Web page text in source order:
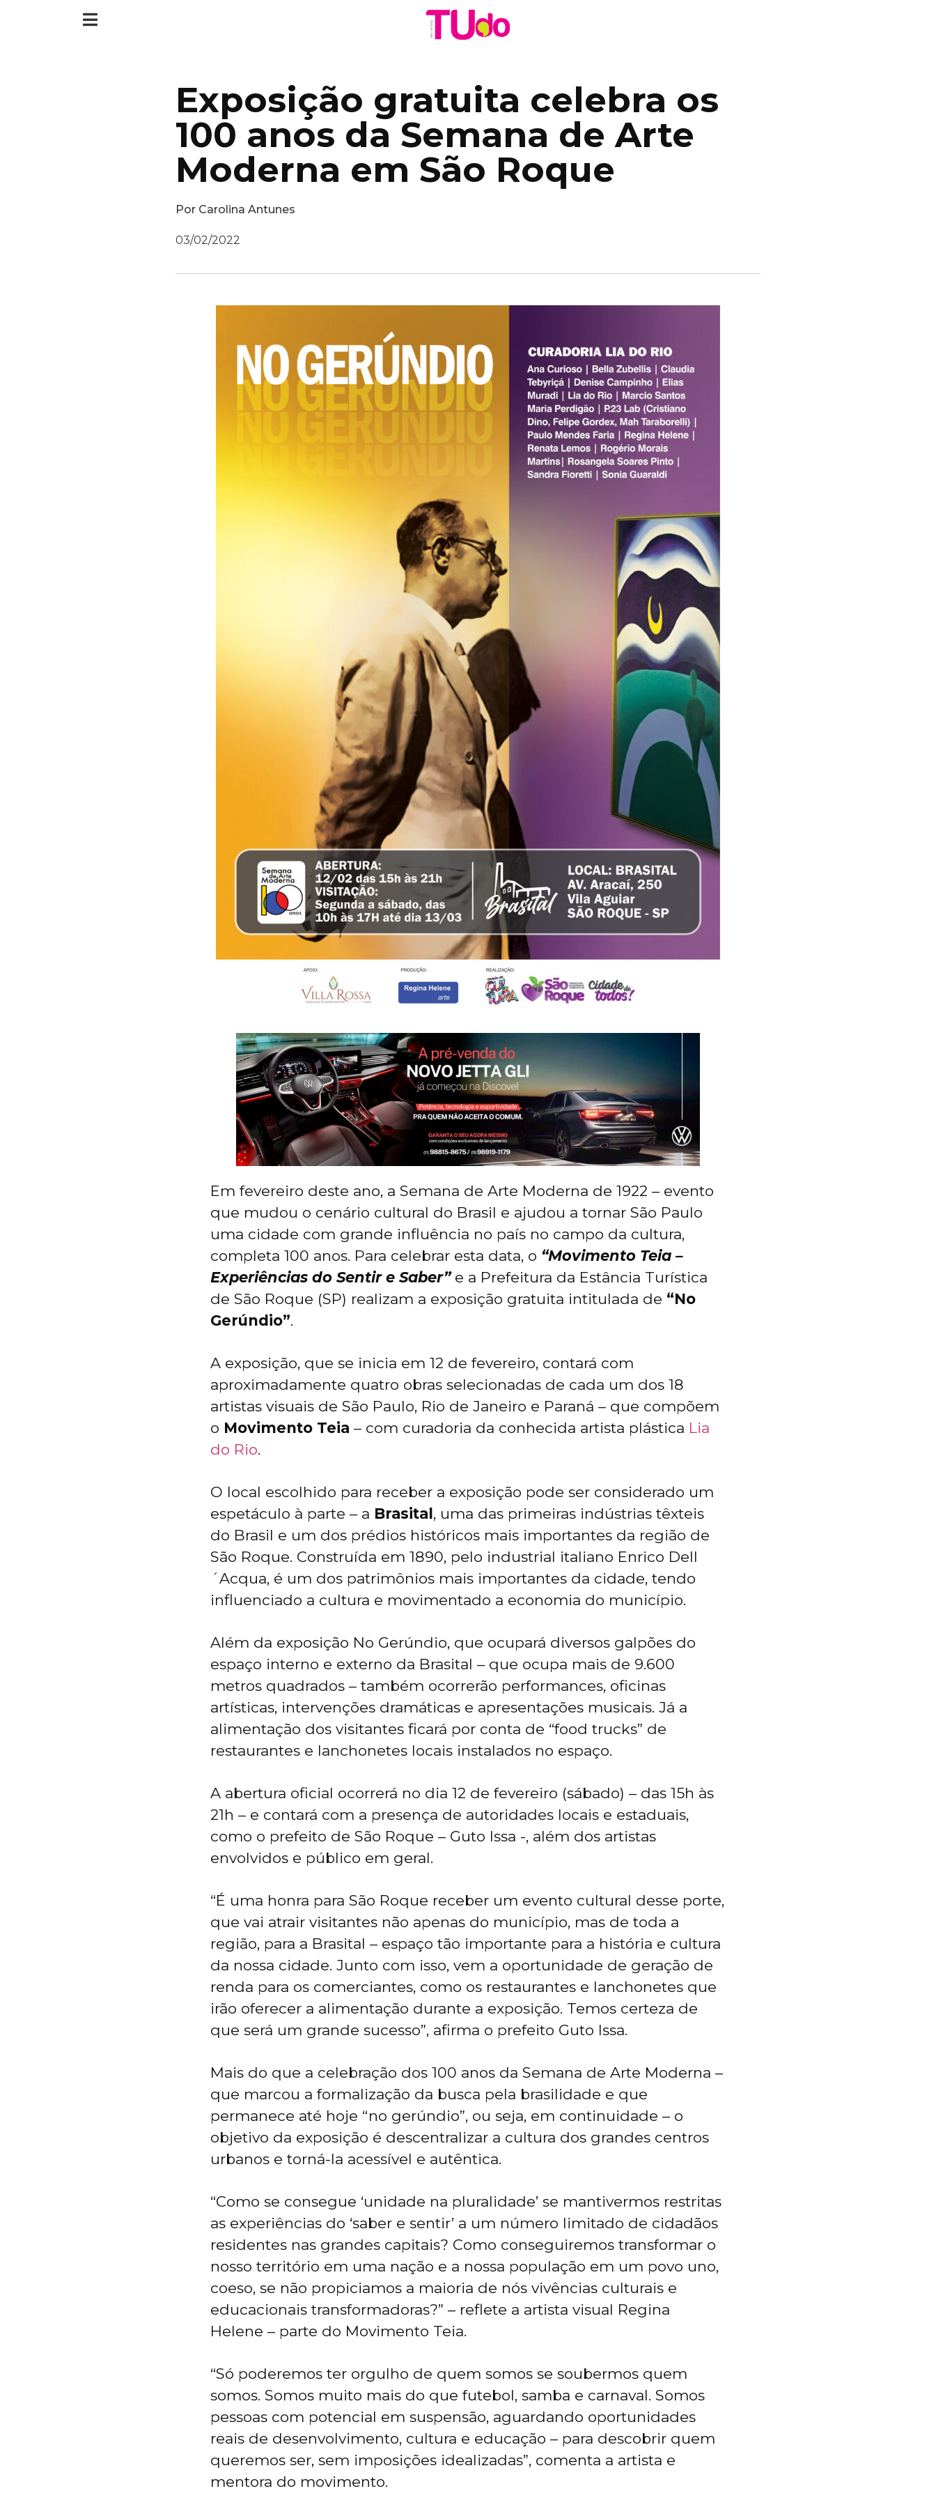
Exposição gratuita celebra os
100 anos da Semana de Arte
Moderna em São Roque
Por Carolina Antunes
03/02/2022
Em fevereiro deste ano, a Semana de Arte Moderna de 1922 – evento
que mudou o cenário cultural do Brasil e ajudou a tornar São Paulo
uma cidade com grande influência no país no campo da cultura,
completa 100 anos. Para celebrar esta data, o “Movimento Teia –
Experiências do Sentir e Saber”e a Prefeitura da Estância Turística
de São Roque (SP) realizam a exposição gratuita intitulada de “No
Gerúndio”.
A exposição, que se inicia em 12 de fevereiro, contará com
aproximadamente quatro obras selecionadas de cada um dos 18
artistas visuais de São Paulo, Rio de Janeiro e Paraná – que compõem
o Movimento Teia – com curadoria da conhecida artista plástica Lia
do Rio.
O local escolhido para receber a exposição pode ser considerado um
espetáculo à parte – a Brasital, uma das primeiras indústrias têxteis
do Brasil e um dos prédios históricos mais importantes da região de
São Roque. Construída em 1890, pelo industrial italiano Enrico Dell
´Acqua, é um dos patrimônios mais importantes da cidade, tendo
influenciado a cultura e movimentado a economia do município.
Além da exposição No Gerúndio, que ocupará diversos galpões do
espaço interno e externo da Brasital – que ocupa mais de 9.600
metros quadrados – também ocorrerão performances, oficinas
artísticas, intervenções dramáticas e apresentações musicais. Já a
alimentação dos visitantes ficará por conta de “food trucks” de
restaurantes e lanchonetes locais instalados no espaço.
A abertura oficial ocorrerá no dia 12 de fevereiro (sábado) – das 15h às
21h – e contará com a presença de autoridades locais e estaduais,
como o prefeito de São Roque – Guto Issa -, além dos artistas
envolvidos e público em geral.
“É uma honra para São Roque receber um evento cultural desse porte,
que vai atrair visitantes não apenas do município, mas de toda a
região, para a Brasital – espaço tão importante para a história e cultura
da nossa cidade. Junto com isso, vem a oportunidade de geração de
renda para os comerciantes, como os restaurantes e lanchonetes que
irão oferecer a alimentação durante a exposição. Temos certeza de
que será um grande sucesso”, afirma o prefeito Guto Issa.
Mais do que a celebração dos 100 anos da Semana de Arte Moderna –
que marcou a formalização da busca pela brasilidade e que
permanece até hoje “no gerúndio”, ou seja, em continuidade – o
objetivo da exposição é descentralizar a cultura dos grandes centros
urbanos e torná-la acessível e autêntica.
“Como se consegue ‘unidade na pluralidade’ se mantivermos restritas
as experiências do ‘saber e sentir’ a um número limitado de cidadãos
residentes nas grandes capitais? Como conseguiremos transformar o
nosso território em uma nação e a nossa população em um povo uno,
coeso, se não propiciamos a maioria de nós vivências culturais e
educacionais transformadoras?” – reflete a artista visual Regina
Helene – parte do Movimento Teia.
“Só poderemos ter orgulho de quem somos se soubermos quem
somos. Somos muito mais do que futebol, samba e carnaval. Somos
pessoas com potencial em suspensão, aguardando oportunidades
reais de desenvolvimento, cultura e educação – para descobrir quem
queremos ser, sem imposições idealizadas”, comenta a artista e
mentora do movimento.